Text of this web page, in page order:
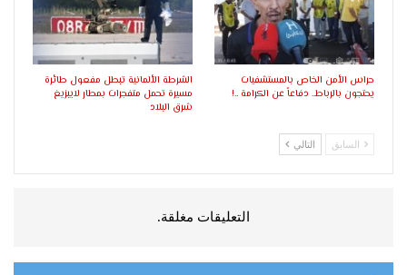
حراس الأمن الخاص بالمستشفيات
يحتجون بالرباط.. دفاعاً عن الكرامة ..!
الشرطة الألمانية تبطل مفعول طائرة
مسيرة تحمل متفجرات بمطار لايبزيغ
شرق البلاد
السابق التالي
التعليقات مغلقة.